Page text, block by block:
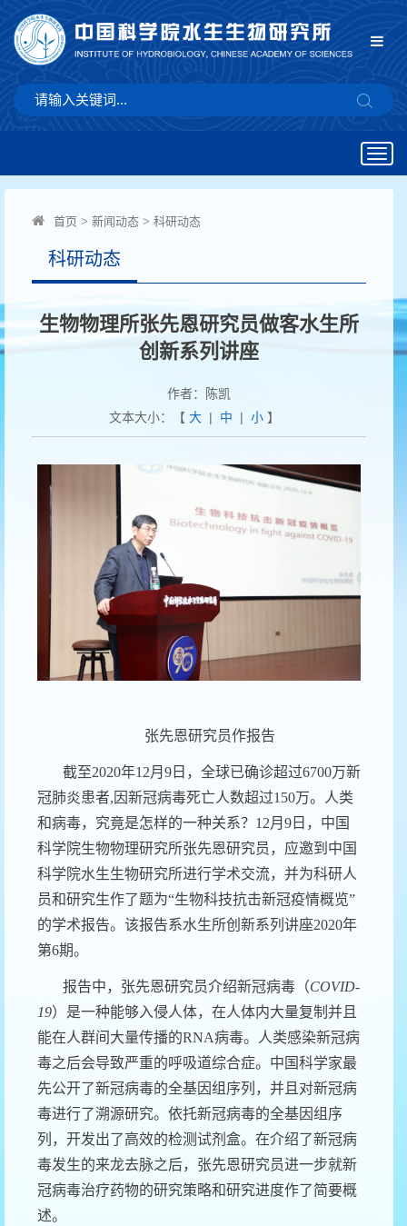
首页 > 新闻动态 > 科研动态
科研动态
生物物理所张先恩研究员做客水生所
创新系列讲座
作者：陈凯
文本大小：【 大| 中 | 小】
张先恩研究员作报告
截至2020年12月 9 日，全球已确诊超过6700万新
冠肺炎患者, 因新冠病毒死亡人数超过150万。人类
和病毒，究竟是怎样的一种关系？ 12月 9 日， 中国
科学院生物物理研究所张先恩研究员 ，应邀到中国
科学院水生生物研究所进行学术交流，并为科研人
员和研究生作了题为“生物科技抗击新冠疫情概览”
的学术报告。该报告系水生所创新系列讲座2020年
第6期。
报告中，张先恩研究员介绍新冠病毒（COVID-
19）是一种能够入侵人体，在人体内大量复制并且
能在人群间大量传播的RNA病毒。人类感染新冠病
毒之后会导致严重的呼吸道综合症。中国科学家最
先公开了新冠病毒的全基因组序列，并且对新冠病
毒进行了溯源研究。依托新冠病毒的全基因组序
列，开发出了高效的检测试剂盒。在介绍了新冠病
毒发生的来龙去脉之后，张先恩研究员进一步就新
冠病毒治疗药物的研究策略和研究进度作了简要概
述。